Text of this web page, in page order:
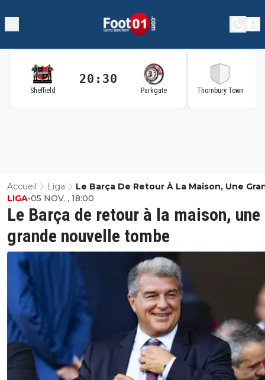
Sheffield
20:30
Parkgate Thornbury Town
Accueil Liga
Le Barça De Retour À La Maison, Une
Nouvelle Tombe
Le Barça de retour à la maison, une
grande nouvelle tombe
LIGA•05 NOV. , 18:00